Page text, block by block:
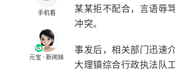
手机看
元宝 · 新闻妹
某某拒不配合，言语辱
冲突。
事发后，相关部门迅速
大理镇综合行政执法队